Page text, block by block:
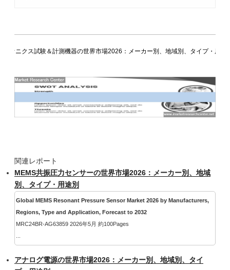
ビオニクス試験＆計測機器の世界市場2026：メーカー別、地域別、タイプ・用途
関連レポート
MEMS共振圧力センサーの世界市場2026：メーカー別、地域
別、タイプ・用途別
Global MEMS Resonant Pressure Sensor Market 2026 by Manufacturers,
Regions, Type and Application, Forecast to 2032
MRC24BR-AG63859 2026年5月 約100Pages
アナログ電源の世界市場2026：メーカー別、地域別、タイ